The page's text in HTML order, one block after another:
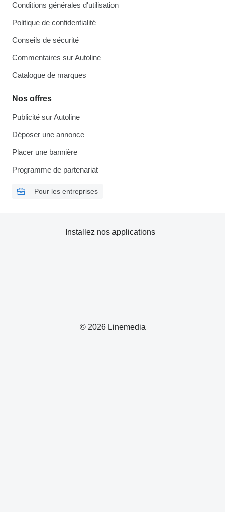
Conditions générales d'utilisation
Politique de confidentialité
Conseils de sécurité
Commentaires sur Autoline
Catalogue de marques
Nos offres
Publicité sur Autoline
Déposer une annonce
Placer une bannière
Programme de partenariat
Pour les entreprises
© 2026 Linemedia
Installez nos applications